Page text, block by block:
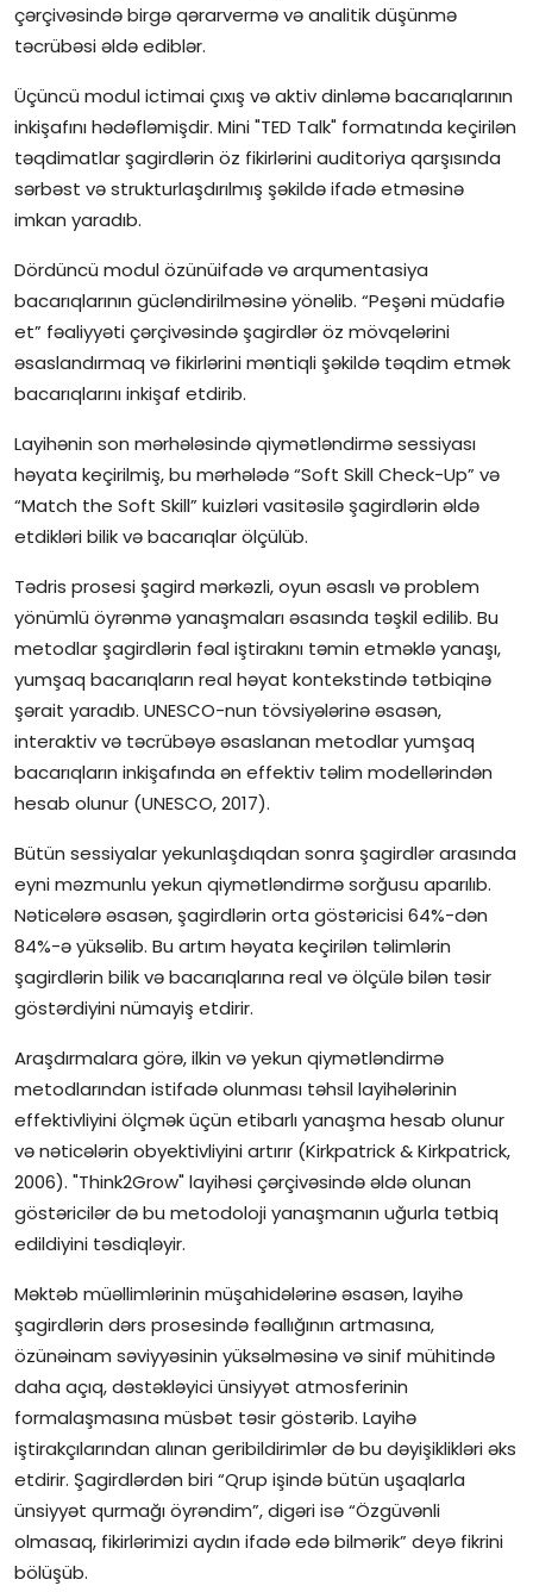
çərçivəsində birgə qərarvermə və analitik düşünmə
təcrübəsi əldə ediblər.
Üçüncü modul ictimai çıxış və aktiv dinləmə bacarıqlarının
inkişafını hədəfləmişdir. Mini "TED Talk" formatında keçirilən
təqdimatlar şagirdlərin öz fikirlərini auditoriya qarşısında
sərbəst və strukturlaşdırılmış şəkildə ifadə etməsinə
imkan yaradıb.
Dördüncü modul özünüifadə və arqumentasiya
bacarıqlarının gücləndirilməsinə yönəlib. “Peşəni müdafiə
et” fəaliyyəti çərçivəsində şagirdlər öz mövqelərini
əsaslandırmaq və fikirlərini məntiqli şəkildə təqdim etmək
bacarıqlarını inkişaf etdirib.
Layihənin son mərhələsində qiymətləndirmə sessiyası
həyata keçirilmiş, bu mərhələdə “Soft Skill Check-Up” və
“Match the Soft Skill” kuizləri vasitəsilə şagirdlərin əldə
etdikləri bilik və bacarıqlar ölçülüb.
Tədris prosesi şagird mərkəzli, oyun əsaslı və problem
yönümlü öyrənmə yanaşmaları əsasında təşkil edilib. Bu
metodlar şagirdlərin fəal iştirakını təmin etməklə yanaşı,
yumşaq bacarıqların real həyat kontekstində tətbiqinə
şərait yaradıb. UNESCO-nun tövsiyələrinə əsasən,
interaktiv və təcrübəyə əsaslanan metodlar yumşaq
bacarıqların inkişafında ən effektiv təlim modellərindən
hesab olunur (UNESCO, 2017).
Bütün sessiyalar yekunlaşdıqdan sonra şagirdlər arasında
eyni məzmunlu yekun qiymətləndirmə sorğusu aparılıb.
Nəticələrə əsasən, şagirdlərin orta göstəricisi 64%-dən
84%-ə yüksəlib. Bu artım həyata keçirilən təlimlərin
şagirdlərin bilik və bacarıqlarına real və ölçülə bilən təsir
göstərdiyini nümayiş etdirir.
Araşdırmalara görə, ilkin və yekun qiymətləndirmə
metodlarından istifadə olunması təhsil layihələrinin
effektivliyini ölçmək üçün etibarlı yanaşma hesab olunur
və nəticələrin obyektivliyini artırır (Kirkpatrick & Kirkpatrick,
2006). "Think2Grow" layihəsi çərçivəsində əldə olunan
göstəricilər də bu metodoloji yanaşmanın uğurla tətbiq
edildiyini təsdiqləyir.
Məktəb müəllimlərinin müşahidələrinə əsasən, layihə
şagirdlərin dərs prosesində fəallığının artmasına,
özünəinam səviyyəsinin yüksəlməsinə və sinif mühitində
daha açıq, dəstəkləyici ünsiyyət atmosferinin
formalaşmasına müsbət təsir göstərib. Layihə
iştirakçılarından alınan geribildirimlər də bu dəyişiklikləri əks
etdirir. Şagirdlərdən biri “Qrup işində bütün uşaqlarla
ünsiyyət qurmağı öyrəndim”, digəri isə “Özgüvənli
olmasaq, fikirlərimizi aydın ifadə edə bilmərik” deyə fikrini
bölüşüb.